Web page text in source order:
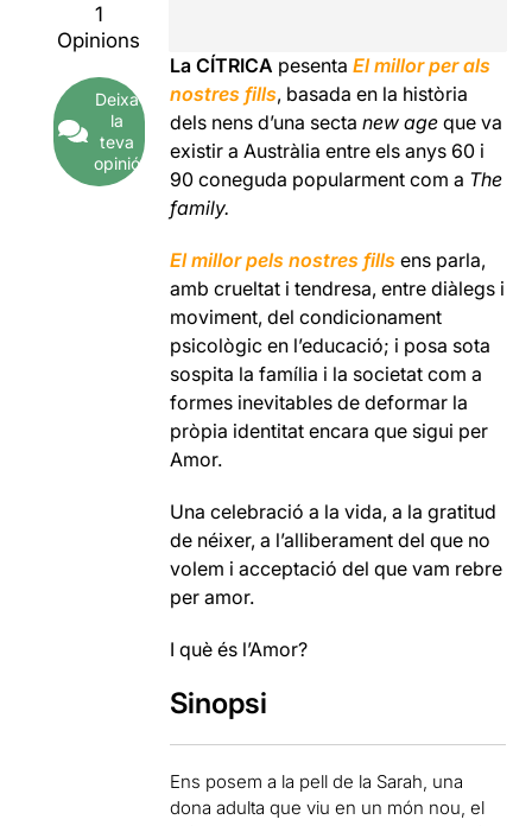
1
Opinions
Deixa
la
teva
opinió
La CÍTRICA pesentaEl millor per als
nostres fills, basada en la història
dels nens d’una sectanew age que va
existir a Austràlia entre els anys 60 i
90 coneguda popularment com a The
family.
El millor pels nostres fills ens parla,
amb crueltat i tendresa, entre diàlegs i
moviment, del condicionament
psicològic en l’educació; i posa sota
sospita la família i la societat com a
formes inevitables de deformar la
pròpia identitat encara que sigui per
Amor.
Una celebració a la vida, a la gratitud
de néixer, a l’alliberament del que no
volem i acceptació del que vam rebre
per amor.
I què és l’Amor?
Sinopsi
Ens posem a la pell de la Sarah, una
dona adulta que viu en un món nou, el